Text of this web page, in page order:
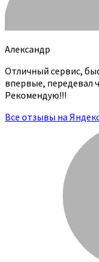
Александр
Отличный сервис,
впервые, передевал
Рекомендую!!!
Все отзывы на